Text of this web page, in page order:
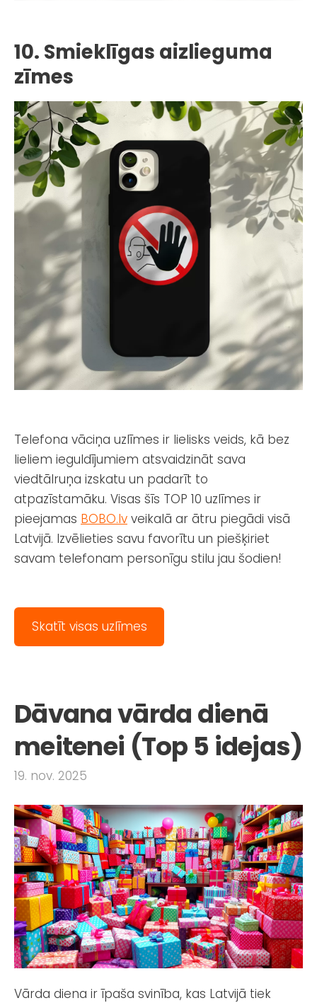
10. Smieklīgas aizlieguma
zīmes
Telefona vāciņa uzlīmes ir lielisks veids, kā bez
lieliem ieguldījumiem atsvaidzināt sava
viedtālruņa izskatu un padarīt to
atpazīstamāku. Visas šīs TOP 10 uzlīmes ir
pieejamas BOBO.lv veikalā ar ātru piegādi visā
Latvijā. Izvēlieties savu favorītu un piešķiriet
savam telefonam personīgu stilu jau šodien!
Skatīt visas uzlīmes
Dāvana vārda dienā
meitenei (Top 5 idejas)
19. nov. 2025
Vārda diena ir īpaša svinība, kas Latvijā tiek